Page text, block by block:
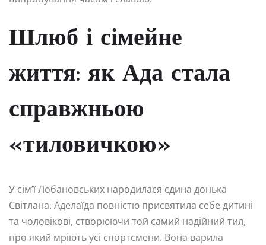
Шлюб і сімейне
життя: як Ада стала
справжньою
«тиловичкою»
У сім’ї Лобановських народилася єдина донька
Світлана. Аделаїда повністю присвятила себе дитині
та чоловікові, створюючи той самий надійний тил,
про який мріють усі спортсмени. Вона варила